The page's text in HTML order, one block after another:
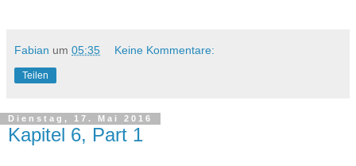
Fabian um 05:35 Keine Kommentare:
Teilen
Dienstag, 17. Mai 2016
Kapitel 6, Part 1